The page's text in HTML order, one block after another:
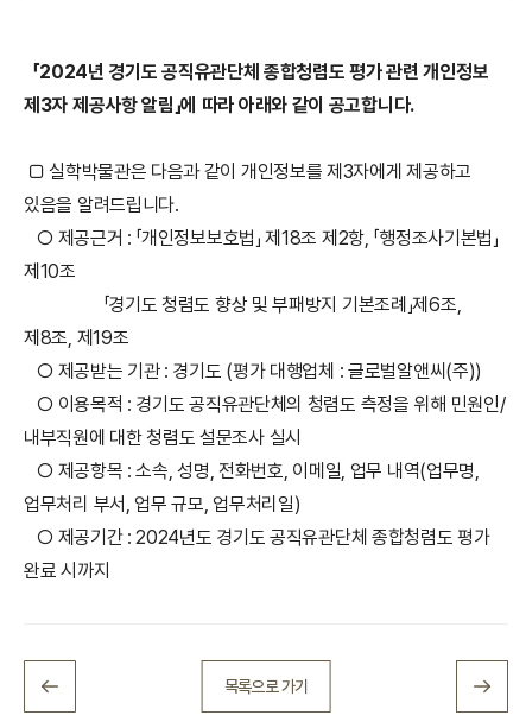
「2024년 경기도 공직유관단체 종합청렴도 평가 관련 개인정보
제3자 제공사항 알림」에 따라 아래와 같이 공고합니다.
□ 실학박물관은 다음과 같이 개인정보를 제3자에게 제공하고
있음을 알려드립니다.
○ 제공근거 : 「개인정보보호법」 제18조 제2항, 「행정조사기본법」
제10조
「경기도 청렴도 향상 및 부패방지 기본조례」제6조,
제8조, 제19조
○ 제공받는 기관 : 경기도 (평가 대행업체 : 글로벌알앤씨(주))
○ 이용목적 : 경기도 공직유관단체의 청렴도 측정을 위해 민원인/
내부직원에 대한 청렴도 설문조사 실시
○ 제공항목 : 소속, 성명, 전화번호, 이메일, 업무 내역(업무명,
업무처리 부서, 업무 규모, 업무처리일)
○ 제공기간 : 2024년도 경기도 공직유관단체 종합청렴도 평가
완료 시까지
목록으로 가기